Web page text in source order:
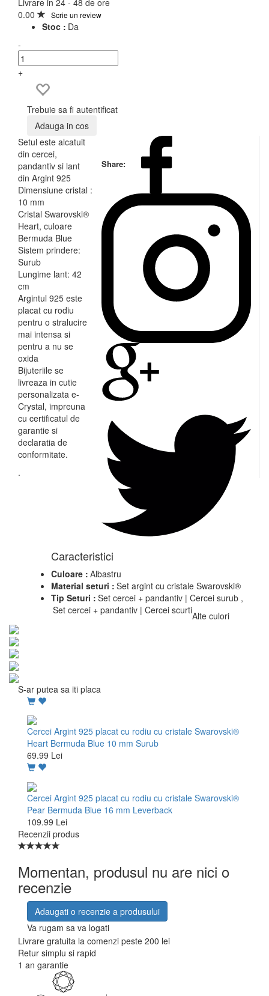
0.00
Scrie un review
Stoc : Da
-
+
Trebuie sa fi autentificat
Adauga in cos
Share:
Setul este alcatuit
din cercei,
pandantiv si lant
din Argint 925
Dimensiune cristal :
10 mm
Cristal Swarovski®
Heart, culoare
Bermuda Blue
Sistem prindere:
Surub
Lungime lant: 42
cm
Argintul 925 este
placat cu rodiu
pentru o stralucire
mai intensa si
pentru a nu se
oxida
Bijuteriile se
livreaza in cutie
personalizata e-
Crystal, impreuna
cu certificatul de
garantie si
declaratia de
conformitate.
.
Caracteristici
Culoare : Albastru
Material seturi : Set argint cu cristale Swarovski®
Tip Seturi : Set cercei + pandantiv | Cercei surub ,
Set cercei + pandantiv | Cercei scurtiAlte culori
S-ar putea sa iti placa
Cercei Argint 925 placat cu rodiu cu cristale Swarovski®
Heart Bermuda Blue 10 mm Surub
69.99 Lei
Cercei Argint 925 placat cu rodiu cu cristale Swarovski®
Pear Bermuda Blue 16 mm Leverback
109.99 Lei
Recenzii produs
Momentan, produsul nu are nici o
recenzie
Adaugati o recenzie a produsului
Va rugam sa va logati
Livrare gratuita la comenzi peste 200 lei
Retur simplu si rapid
1 an garantie